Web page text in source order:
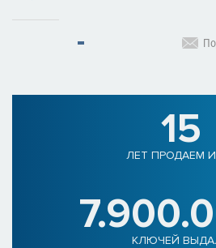
15
ЛЕТ ПРОДАЕМ
КЛЮЧЕЙ